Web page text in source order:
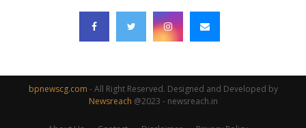
bpnewscg.com - All Right Reserved. Designed and Developed by
Newsreach @2023 - newsreach.in